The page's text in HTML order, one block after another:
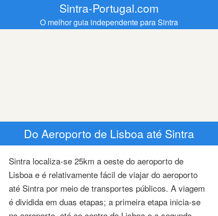
Sintra-Portugal.com
O melhor guia independente para Sintra
Do Aeroporto de Lisboa até Sintra
Sintra localiza-se 25km a oeste do aeroporto de
Lisboa e é relativamente fácil de viajar do aeroporto
até Sintra por meio de transportes públicos. A viagem
é dividida em duas etapas; a primeira etapa inicia-se